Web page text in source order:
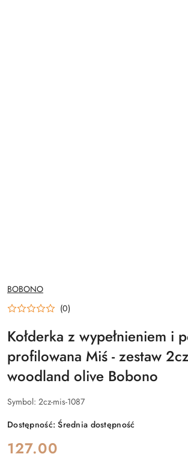
NAZWA
PRODUCENTA:
BOBONO
(0)
Kołderka z wypełnieniem i
profilowana Miś - zestaw
woodland olive Bobono
Symbol: 2cz-mis-1087
Dostępność:Średnia dostępność
cena:
127.00